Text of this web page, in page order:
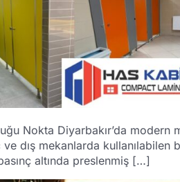
Nokta Diyarbakır’da
dış mekanlarda
altında preslenmiş […]